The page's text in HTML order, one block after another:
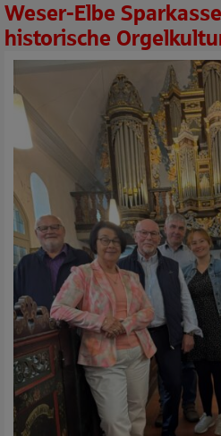
Weser-Elbe
historische